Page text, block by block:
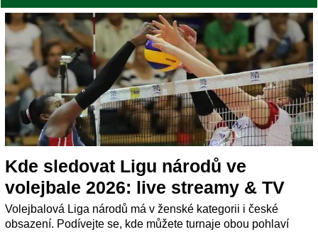
Kde sledovat Ligu národů ve
volejbale 2026: live streamy & TV
Volejbalová Liga národů má v ženské kategorii i české
obsazení. Podívejte se, kde můžete turnaje obou pohlaví